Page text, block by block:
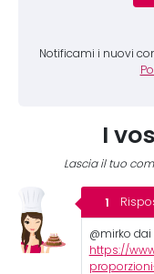
Notificami i nuovi
I
Lascia il tuo
@mirko
https://